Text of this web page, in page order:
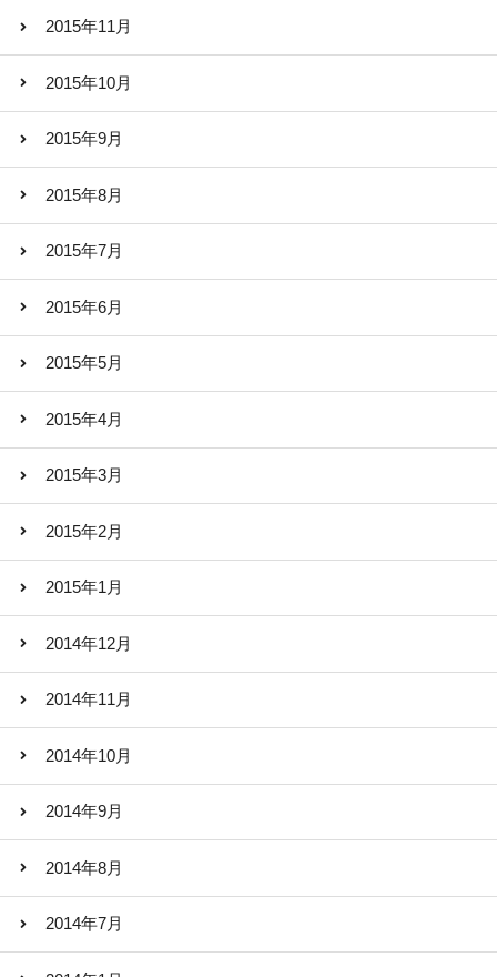
2015年11月
2015年10月
2015年9月
2015年8月
2015年7月
2015年6月
2015年5月
2015年4月
2015年3月
2015年2月
2015年1月
2014年12月
2014年11月
2014年10月
2014年9月
2014年8月
2014年7月